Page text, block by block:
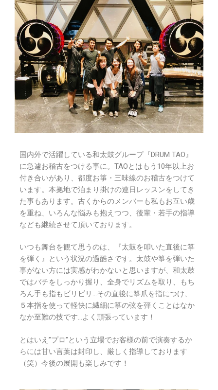
国内外で活躍している和太鼓グループ『DRUM TAO』
に急遽お稽古をつける事に。TAOとはもう10年以上お
付き合いがあり、都度お箏・三味線のお稽古をつけて
います。本拠地で泊まり掛けの連日レッスンをしてき
た事もあります。古くからのメンバーも私もお互い歳
を重ね、いろんな悩みも抱えつつ、後輩・若手の指導
なども継続させて頂いております。
いつも舞台を観て思うのは、『太鼓を叩いた直後に箏
を弾く』という状況の過酷さです。太鼓や箏を弾いた
事がない方には実感がわかないと思いますが、和太鼓
ではバチをしっかり握り、全身でリズムを取り、もち
ろん手も指もビリビリ…その直後に箏爪を指につけ、
５本指を使って軽快に繊細に箏の弦を弾くことはなか
なか至難の技です…よく頑張っています！
とはいえ”プロ”という立場でお客様の前で演奏するか
らには甘い言葉は封印し、厳しく指導しております
（笑）今後の展開も楽しみです！